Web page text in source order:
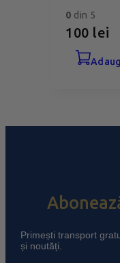
0 din 5
100 lei
Primești transport
și noutăți.